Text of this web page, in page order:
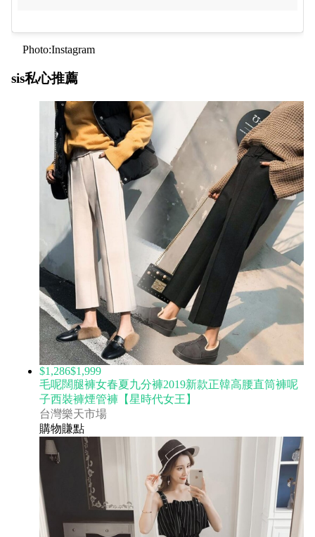
Photo:Instagram
sis私心推薦
$1,286$1,999
毛呢闊腿褲女春夏九分褲2019新款正韓高腰直筒褲呢
子西裝褲煙管褲【星時代女王】
台灣樂天市場
購物賺點